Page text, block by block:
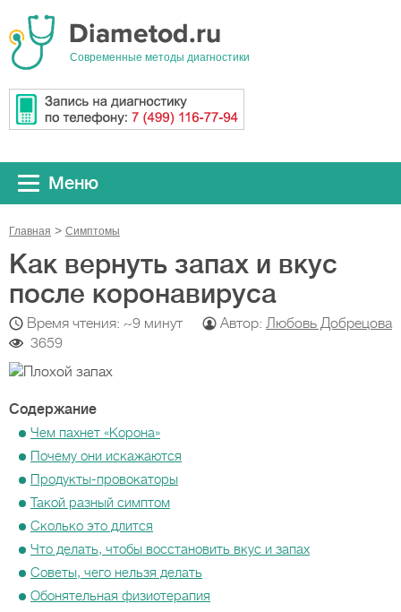
Cовременные методы диагностики
Меню
Главная Симптомы
Как вернуть запах и вкус
после коронавируса
Время чтения: ~9 минут Автор: Любовь Добрецова
3659
Содержание
Чем пахнет «Корона»
Почему они искажаются
Продукты-провокаторы
Такой разный симптом
Сколько это длится
Что делать, чтобы восстановить вкус и запах
Советы, чего нельзя делать
Обонятельная физиотерапия